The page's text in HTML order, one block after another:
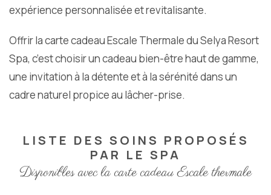
expérience personnalisée et revitalisante.
Offrir la carte cadeau Escale Thermale du Selya Resort
Spa, c’est choisir un cadeau bien-être haut de gamme,
une invitation à la détente et à la sérénité dans un
cadre naturel propice au lâcher-prise.
LISTE DES SOINS PROPOSÉS
PAR LE SPA
Disponibles avec la carte cadeau Escale thermale